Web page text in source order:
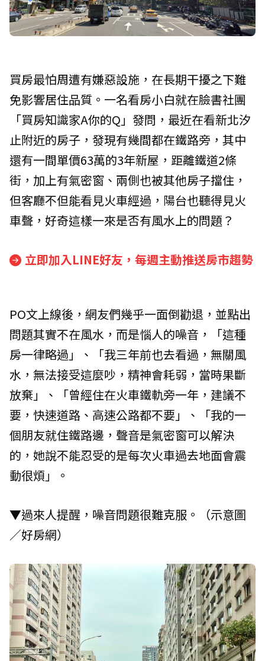
買房最怕周遭有嫌惡設施，在長期干擾之下難
免影響居住品質。一名看房小白就在臉書社團
「買房知識家A你的Q」發問，最近在看新北汐
止附近的房子，發現有幾間都在鐵路旁，其中
還有一間單價63萬的3年新屋，距離鐵道2條
街，加上有氣密窗、兩側也被其他房子擋住，
但客廳不但能看見火車經過，陽台也聽得見火
車聲，好奇這樣一來是否有風水上的問題？
立即加入LINE好友，每週主動推送房市趨勢
PO文上線後，網友們幾乎一面倒勸退，並點出
問題其實不在風水，而是惱人的噪音，「這種
房一律略過」、「我三年前也去看過，無關風
水，無法接受這麼吵，精神會耗弱，當時果斷
放棄」、「曾經住在火車鐵軌旁一年，建議不
要，快速道路、高速公路都不要」、「我的一
個朋友就住鐵路邊，聲音是氣密窗可以解決
的，她說不能忍受的是每次火車過去地面會震
動很煩」。
▼過來人提醒，噪音問題很難克服。（示意圖
／好房網）